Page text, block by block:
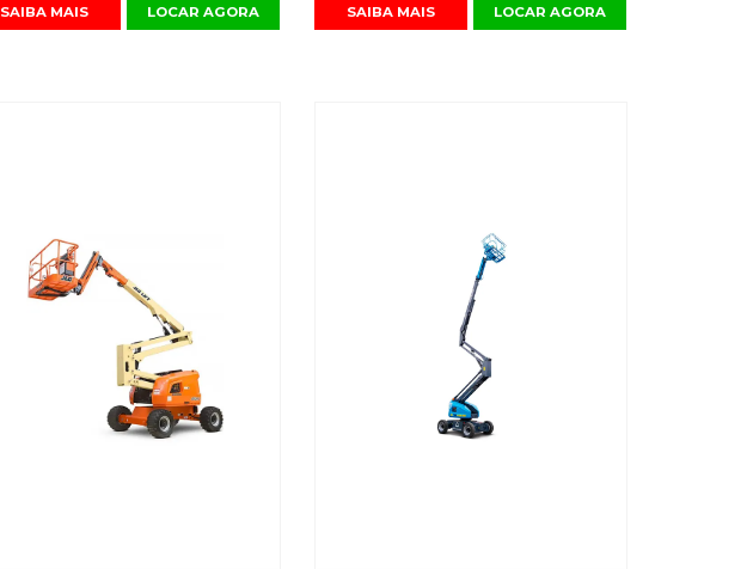
SAIBA MAIS LOCAR AGORA SAIBA MAIS LOCAR AGORA